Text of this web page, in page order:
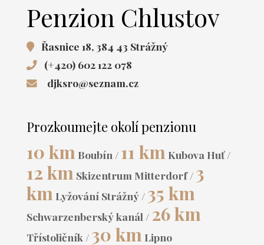
Penzion Chlustov
Řasnice 18, 384 43 Strážný
(+420) 602 122 078
djksro@seznam.cz
Prozkoumejte okolí penzionu
10 km Boubín / 11 km Kubova Huť /
12 km Skizentrum Mitterdorf / 3
km Lyžování Strážný / 35 km
Schwarzenberský kanál / 26 km
Třístoličník / 30 km Lipno